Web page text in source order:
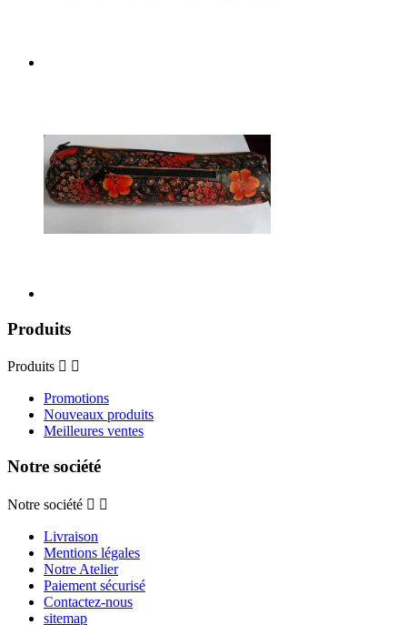
Produits
Produits  
Promotions
Nouveaux produits
Meilleures ventes
Notre société
Notre société  
Livraison
Mentions légales
Notre Atelier
Paiement sécurisé
Contactez-nous
sitemap